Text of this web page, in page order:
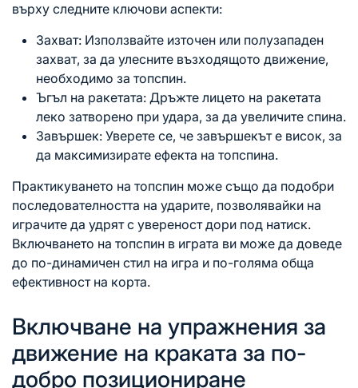
върху следните ключови аспекти:
Захват: Използвайте източен или полузападен
захват, за да улесните възходящото движение,
необходимо за топспин.
Ъгъл на ракетата: Дръжте лицето на ракетата
леко затворено при удара, за да увеличите спина.
Завършек: Уверете се, че завършекът е висок, за
да максимизирате ефекта на топспина.
Практикуването на топспин може също да подобри
последователността на ударите, позволявайки на
играчите да удрят с увереност дори под натиск.
Включването на топспин в играта ви може да доведе
до по-динамичен стил на игра и по-голяма обща
ефективност на корта.
Включване на упражнения за
движение на краката за по-
добро позициониране